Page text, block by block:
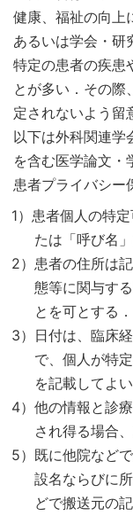
健康、福祉の向上
あるいは学会・研
特定の患者の疾患
とが多い．その際
定されないよう留
以下は外科関連学
を含む医学論文・
患者プライバシー
1）患者個人の特
たは「呼び名
2）患者の住所は
態等に関与す
とを可とする
3）日付は、臨床
で、個人が特
を記載してよい
4）他の情報と診
され得る場合
5）既に他院など
設名ならびに
どで搬送元の